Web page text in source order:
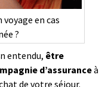
en cas
?
entendu, être
d’assuranceà
de votre séjour.